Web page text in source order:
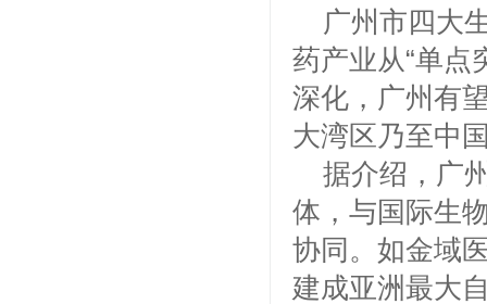
广州市四大
药产业从“单点
深化，广州有
大湾区乃至中
据介绍，广
体，与国际生
协同。如金域
建成亚洲最大